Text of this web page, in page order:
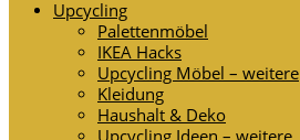
Upcycling
Palettenmöbel
IKEA Hacks
Upcycling Möbel – weitere
Kleidung
Haushalt & Deko
Upcycling Ideen – weitere